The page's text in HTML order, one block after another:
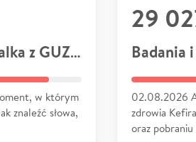
Szymaniak Adrian walka z GUZEM
w którym
znaleźć słowa,
29
02.08.2026
zdrowia
oraz